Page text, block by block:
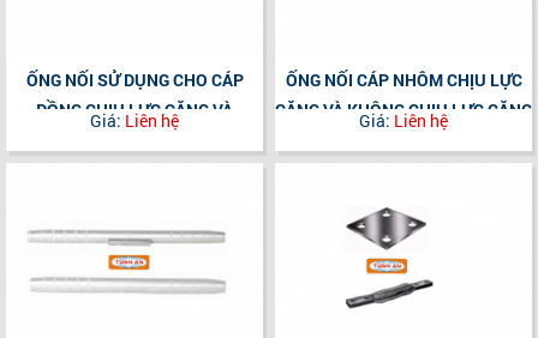
ỐNG NỐI SỬ DỤNG CHO CÁP
ĐỒNG CHỊU LỰC CĂNG VÀ
Giá: Liên hệ
ỐNG NỐI CÁP NHÔM CHỊU LỰC
CĂNG VÀ KHÔNG CHỊU LỰC CĂNG
Giá: Liên hệ